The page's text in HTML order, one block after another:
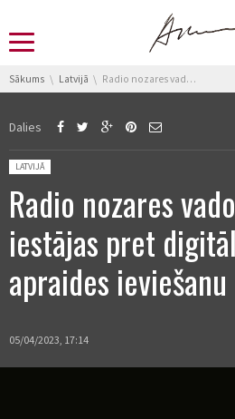
You are here:
Sākums Latvijā Radio nozares vadošie dalībnieki iestājas pret digitālo radio apraides ieviešanu Latvijā
Dalies
Posted in:
LATVIJĀ
Radio nozares
iestājas pret
apraides
05/04/2023, 17:14